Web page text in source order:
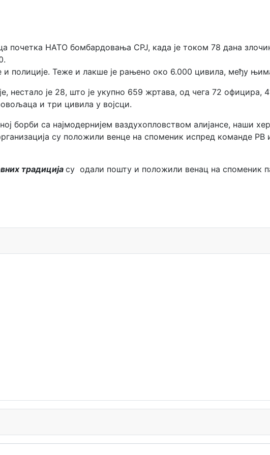
почетка НАТО бомбардовања СРЈ, када је током 78 дана
и полиције. Теже и лакше је рањено око 6.000 цивила, међу
нестало је 28, што је укупно 659 жртава, од чега 72 официра,
и три цивила у војсци.
борби са најмодернијем ваздухопловством алијансе, наши
су положили венце на споменик испред команде
традиција су одали пошту и положили венац на споменик
Београда